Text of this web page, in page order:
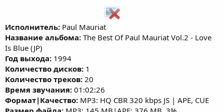
Исполнитель: Paul Mauriat
Название альбома: The Best Of Paul Mauriat Vol.2 - Love
Is Blue (JP)
Год выхода: 1994
Количество дисков: 1
Количество треков: 20
Время звучания: 01:02:26
Формат|Качество: MP3: HQ CBR 320 kbps JS | APE, CUE